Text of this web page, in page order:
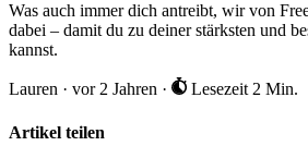
Was auch immer dich antreibt, wir von
dabei – damit du zu deiner stärksten und
kannst.
Lauren · vor 2 Jahren · Lesezeit 2 Min.
Artikel teilen